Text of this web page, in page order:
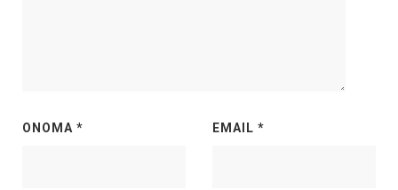
ΌΝΟΜΑ * EMAIL *